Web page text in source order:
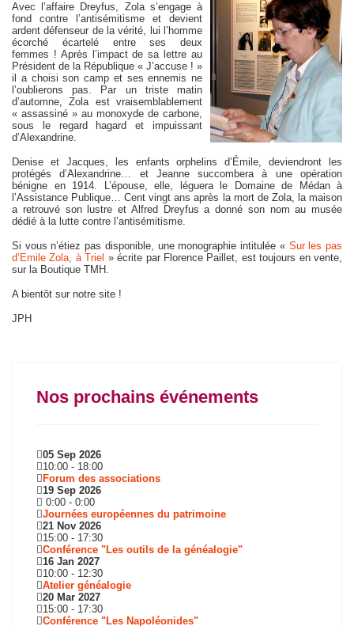
Avec l’affaire Dreyfus, Zola s’engage à
fond contre l’antisémitisme et devient
ardent défenseur de la vérité, lui l’homme
écorché écartelé entre ses deux
femmes ! Après l’impact de sa lettre au
Président de la République « J’accuse ! »
il a choisi son camp et ses ennemis ne
l’oublierons pas. Par un triste matin
d’automne, Zola est vraisemblablement
« assassiné » au monoxyde de carbone,
sous le regard hagard et impuissant
d’Alexandrine.
Denise et Jacques, les enfants orphelins d’Émile, deviendront les
protégés d’Alexandrine… et Jeanne succombera à une opération
bénigne en 1914. L’épouse, elle, léguera le Domaine de Médan à
l’Assistance Publique… Cent vingt ans après la mort de Zola, la maison
a retrouvé son lustre et Alfred Dreyfus a donné son nom au musée
dédié à la lutte contre l’antisémitisme.
Si vous n’étiez pas disponible, une monographie intitulée « Sur les pas
d’Emile Zola, à Triel » écrite par Florence Paillet, est toujours en vente,
sur la Boutique TMH.
A bientôt sur notre site !
JPH
Nos prochains événements
05 Sep 2026
10:00 - 18:00
Forum des associations
19 Sep 2026
0:00 - 0:00
Journées européennes du patrimoine
21 Nov 2026
15:00 - 17:30
Conférence "Les outils de la généalogie"
16 Jan 2027
10:00 - 12:30
Atelier généalogie
20 Mar 2027
15:00 - 17:30
Conférence "Les Napoléonides"